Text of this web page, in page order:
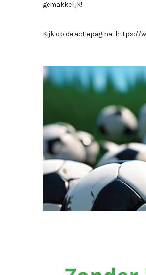
gemakkelijk!
Kijk op de actiepagina: https://